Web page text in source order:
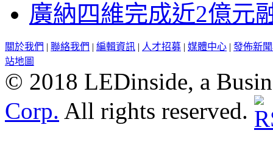
廣納四維完成近2億元
關於我們 | 聯絡我們 | 編輯資訊 | 人才招募 | 媒體中心 | 發佈新
站地圖
© 2018 LEDinside, a
Corp. All rights reserved.